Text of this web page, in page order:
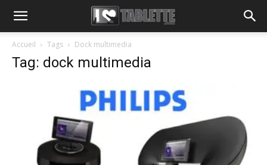
Accueil Tags Dock multimedia
Tag: dock multimedia